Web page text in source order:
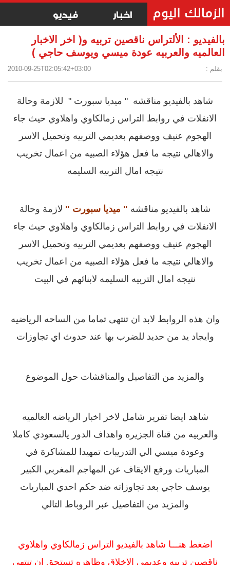
اخبار فيديو
بالفيديو : الألتراس ناقصين تربيه و( اخر الاخبار
العالميه والعربيه عودة ميسي ويوسف حاجي )
بقلم : 2010-09-25T02:05:42+03:00
شاهد بالفيديو مناقشه " ميديا سبورت " للازمة وحالة
الانفلات في روابط التراس زمالكاوي واهلاوي حيث جاء
الهجوم عنيف ووصفهم بعديمي التربيه وتحميل الاسر
والاهالي نتيجه ما فعل هؤلاء الصبيه من اعمال تخريب
نتيجه امال التربيه السليمه
شاهد بالفيديو مناقشه " ميديا سبورت " لازمة وحالة
الانفلات في روابط التراس زمالكاوي واهلاوي حيث جاء
الهجوم عنيف ووصفهم بعديمي التربيه وتحميل الاسر
والاهالي نتيجه ما فعل هؤلاء الصبيه من اعمال تخريب
نتيجه امال التربيه السليمه لابنائهم في البيت
وان هذه الروابط لابد ان تنتهى تماما من الساحه الرياضيه
وايجاد يد من حديد للضرب بها عند حدوث اي تجاوزات
والمزيد من التفاصيل والمناقشات حول الموضوع
شاهد ايضا تقرير شامل لاخر اخبار الرياضه العالميه
والعربيه من قناة الجزيره واهداف الدور يالسعودي كاملا
وعودة ميسي الي التدريبات تمهيدا للمشاكرة في
المباريات ورفع الايقاف عن المهاجم المغربي الكبير
يوسف حاجي بعد تجاوزاته ضد حكم احدي المباريات
والمزيد من التفاصيل عبر الروباط التالي
اضغط هنـــا شاهد بالفيديو التراس زمالكاوي واهلاوي
ناقصين تربيه وعديمي الاخلاق وظاهره تستحق ان تنتهي